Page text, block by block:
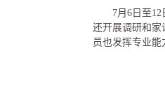
7月6日至
还开展调研和家
员也发挥专业